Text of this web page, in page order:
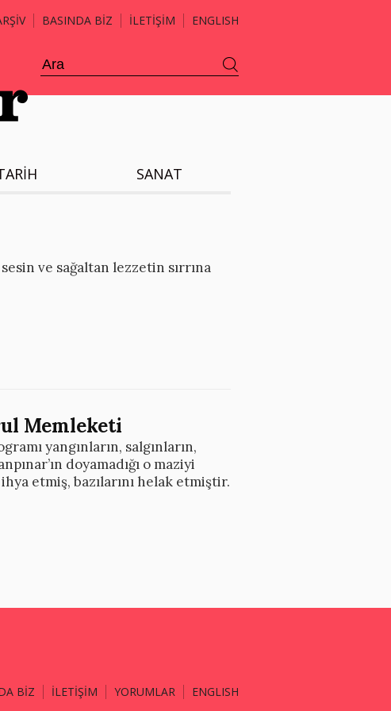
BASINDA BİZ İLETİŞİM ENGLISH
SANAT
ve sağaltan lezzetin sırrına
Memleketi
yangınların, salgınların,
doyamadığı o maziyi
etmiş, bazılarını helak etmiştir.
BİZ İLETİŞİM YORUMLAR ENGLISH